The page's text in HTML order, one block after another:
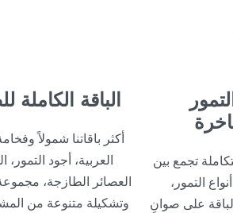
تجمع بين
التمور،
على صوانٍ
الباقة الكاملة
أكثر باقاتنا شمولاً
العربية، أجود التمور،
العصائر الطازجة،
وتشكيلة متنوعة من